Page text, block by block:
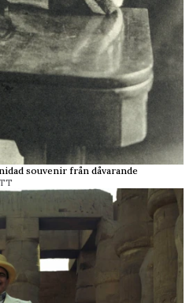
souvenir från dåvarande